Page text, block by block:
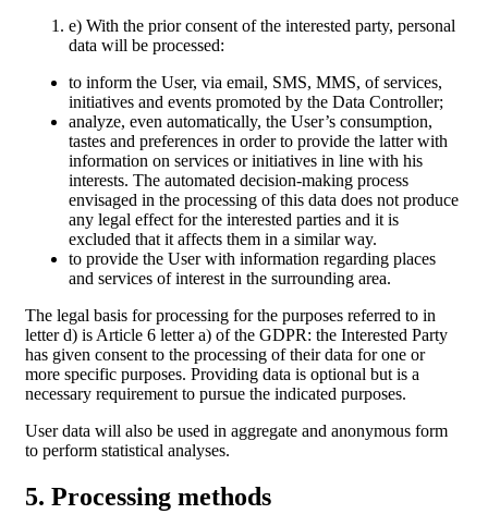
e) With the prior consent of the interested party, personal
data will be processed:
to inform the User, via email, SMS, MMS, of services,
initiatives and events promoted by the Data Controller;
analyze, even automatically, the User’s consumption,
tastes and preferences in order to provide the latter with
information on services or initiatives in line with his
interests. The automated decision-making process
envisaged in the processing of this data does not produce
any legal effect for the interested parties and it is
excluded that it affects them in a similar way.
to provide the User with information regarding places
and services of interest in the surrounding area.
The legal basis for processing for the purposes referred to in
letter d) is Article 6 letter a) of the GDPR: the Interested Party
has given consent to the processing of their data for one or
more specific purposes. Providing data is optional but is a
necessary requirement to pursue the indicated purposes.
User data will also be used in aggregate and anonymous form
to perform statistical analyses.
5. Processing methods